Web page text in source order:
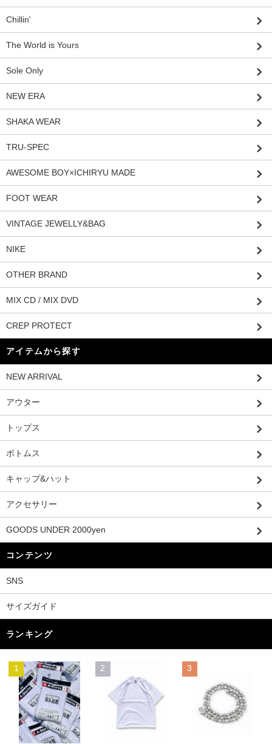
Chillin'
The World is Yours
Sole Only
NEW ERA
SHAKA WEAR
TRU-SPEC
AWESOME BOY×ICHIRYU MADE
FOOT WEAR
VINTAGE JEWELLY&BAG
NIKE
OTHER BRAND
MIX CD / MIX DVD
CREP PROTECT
アイテムから探す
NEW ARRIVAL
アウター
トップス
ボトムス
キャップ&ハット
アクセサリー
GOODS UNDER 2000yen
コンテンツ
SNS
サイズガイド
ランキング
1 2 3